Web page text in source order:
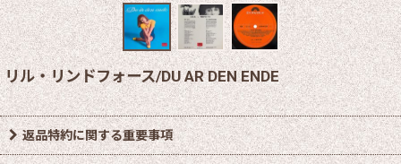
リル・リンドフォース/DU AR DEN ENDE
返品特約に関する重要事項